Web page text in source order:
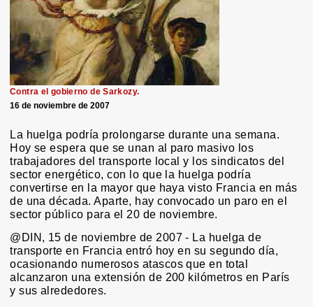
Contra el gobierno de Sarkozy.
16 de noviembre de 2007
La huelga podría prolongarse durante una semana.
Hoy se espera que se unan al paro masivo los
trabajadores del transporte local y los sindicatos del
sector energético, con lo que la huelga podría
convertirse en la mayor que haya visto Francia en más
de una década. Aparte, hay convocado un paro en el
sector público para el 20 de noviembre.
@DIN, 15 de noviembre de 2007 - La huelga de
transporte en Francia entró hoy en su segundo día,
ocasionando numerosos atascos que en total
alcanzaron una extensión de 200 kilómetros en París
y sus alrededores.